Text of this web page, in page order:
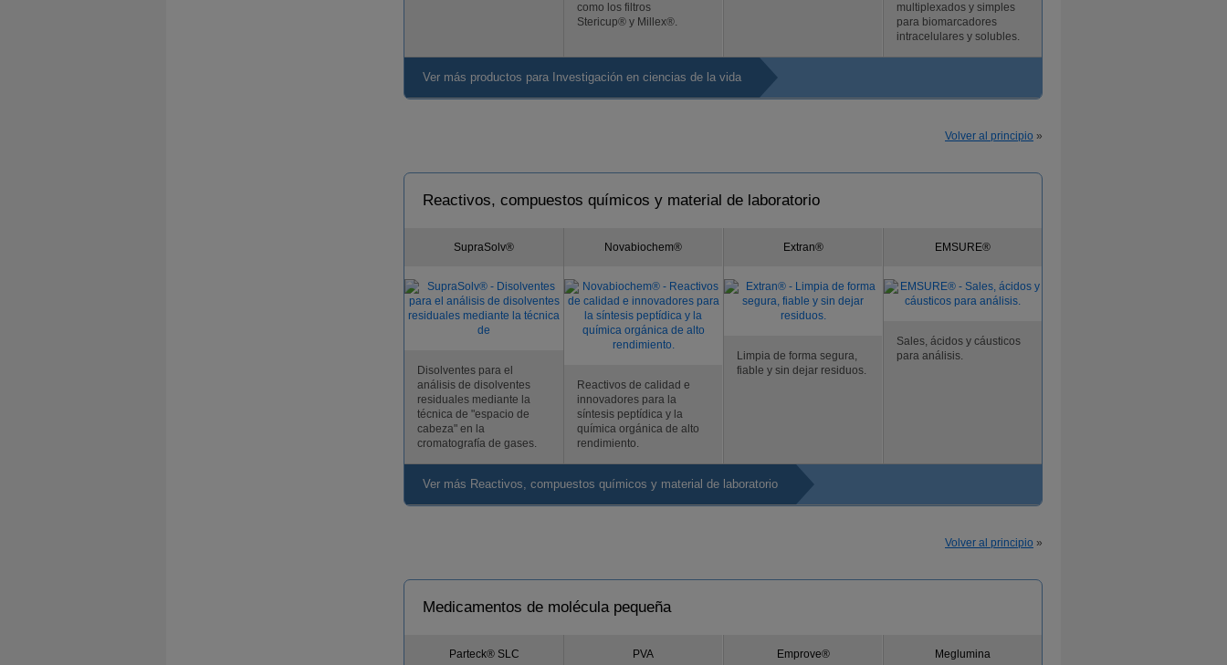
como los filtros
Stericup® y Millex®.
multiplexados y simples
para biomarcadores
intracelulares y solubles.
Ver más productos para Investigación en ciencias de la vida
Volver al principio »
Reactivos, compuestos químicos y material de laboratorio
SupraSolv®
Disolventes para el
análisis de disolventes
residuales mediante la
técnica de "espacio de
cabeza" en la
cromatografía de gases.
Novabiochem®
Reactivos de calidad e
innovadores para la
síntesis peptídica y la
química orgánica de alto
rendimiento.
Extran®
Limpia de forma segura,
fiable y sin dejar residuos.
EMSURE®
Sales, ácidos y cáusticos
para análisis.
Ver más Reactivos, compuestos químicos y material de laboratorio
Volver al principio »
Medicamentos de molécula pequeña
Parteck® SLC PVA Emprove® Meglumina